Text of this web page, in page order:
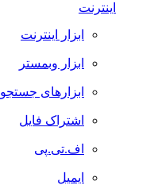
اینترنت
ابزار اینترنت
ابزار وبمستر
ابزارهای جستجو
اشتراک فایل
اف.تی.پی
ایمیل